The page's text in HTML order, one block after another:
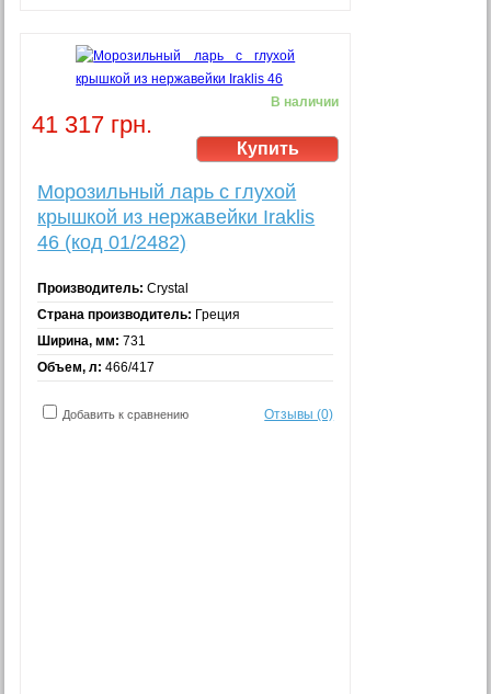
41 317 грн.
В наличии
Морозильный ларь с глухой
крышкой из нержавейки Iraklis
46 (код 01/2482)
Производитель: Crystal
Страна производитель: Греция
Ширина, мм: 731
Объем, л: 466/417
Добавить к сравнению Отзывы (0)